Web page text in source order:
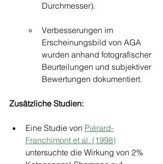
Durchmesser).
Verbesserungen im
Erscheinungsbild von AGA
wurden anhand fotografischer
Beurteilungen und subjektiver
Bewertungen dokumentiert.
Zusätzliche Studien:
Eine Studie von Piérard-
Franchimont et al. (1998)
untersuchte die Wirkung von 2%